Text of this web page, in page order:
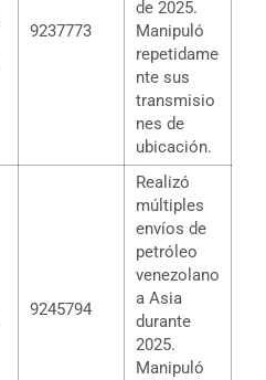
9237773
de 2025.
Manipuló
repetidame
nte sus
transmisio
nes de
ubicación.
9245794
Realizó
múltiples
envíos de
petróleo
venezolano
a Asia
durante
2025.
Manipuló